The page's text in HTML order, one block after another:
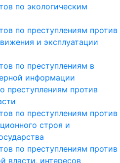
по экологическим
по преступлениям против
и эксплуатации
по преступлениям в
информации
преступлениям против
по преступлениям против
строя и
по преступлениям против
власти, интересов